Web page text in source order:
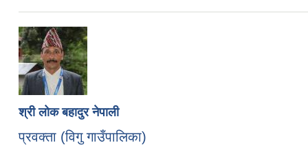
श्री लोक बहादुर नेपाली
प्रवक्ता (विगु गाउँपालिका)